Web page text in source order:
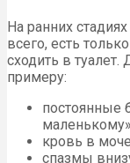
На ранних
всего, есть
сходить в
примеру:
постоянные
кровь в
спазмы